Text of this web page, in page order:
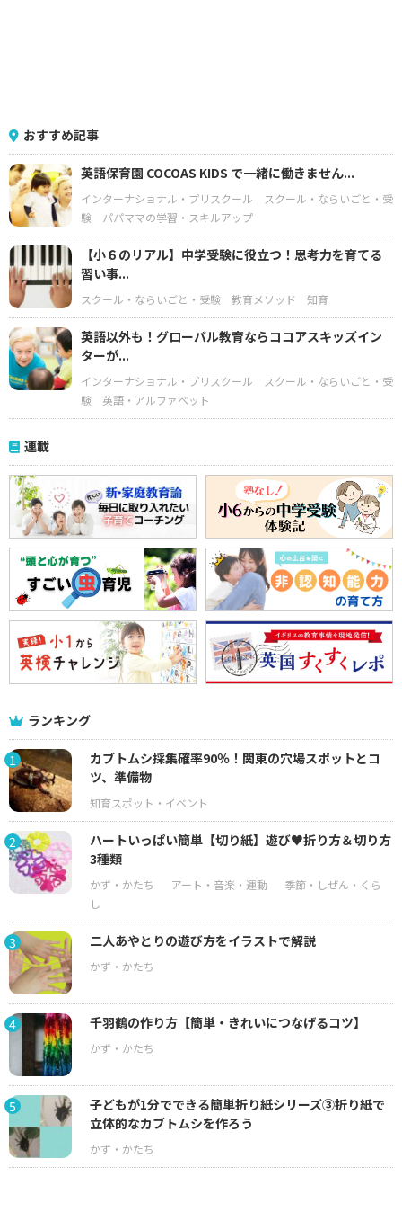
おすすめ記事
英語保育園 COCOAS KIDS で一緒に働きません...
インターナショナル・プリスクール
スクール・ならいごと・受
験
パパママの学習・スキルアップ
【小６のリアル】中学受験に役立つ！思考力を育てる
習い事...
スクール・ならいごと・受験 教育メソッド 知育
英語以外も！グローバル教育ならココアスキッズイン
ターが...
インターナショナル・プリスクール
スクール・ならいごと・受
験
英語・アルファベット
連載
ランキング
1
カブトムシ採集確率90％！関東の穴場スポットとコ
ツ、準備物
2
ハートいっぱい簡単【切り紙】遊び♥折り方＆切り方
3種類
3 二人あやとりの遊び方をイラストで解説
4 千羽鶴の作り方【簡単・きれいにつなげるコツ】
5
子どもが1分でできる簡単折り紙シリーズ③折り紙で
立体的なカブトムシを作ろう